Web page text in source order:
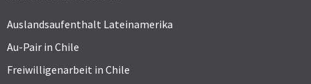
Auslandsaufenthalt Lateinamerika
Au-Pair in Chile
Freiwilligenarbeit in Chile